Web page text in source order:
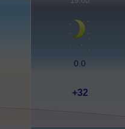
0.0
+32